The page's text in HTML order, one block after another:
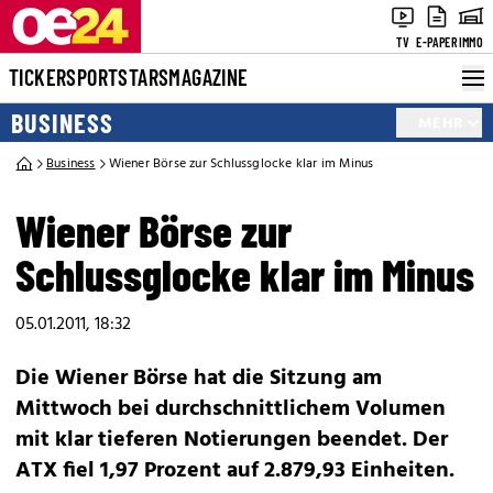
TV E-PAPERIMMO
TICKERSPORTSTARSMAGAZINE
BUSINESS
Business Wiener Börse zur Schlussglocke klar im Minus
Wiener Börse zur
Schlussglocke klar im Minus
05.01.2011, 18:32
Die Wiener Börse hat die Sitzung am
Mittwoch bei durchschnittlichem Volumen
mit klar tieferen Notierungen beendet. Der
ATX fiel 1,97 Prozent auf 2.879,93 Einheiten.